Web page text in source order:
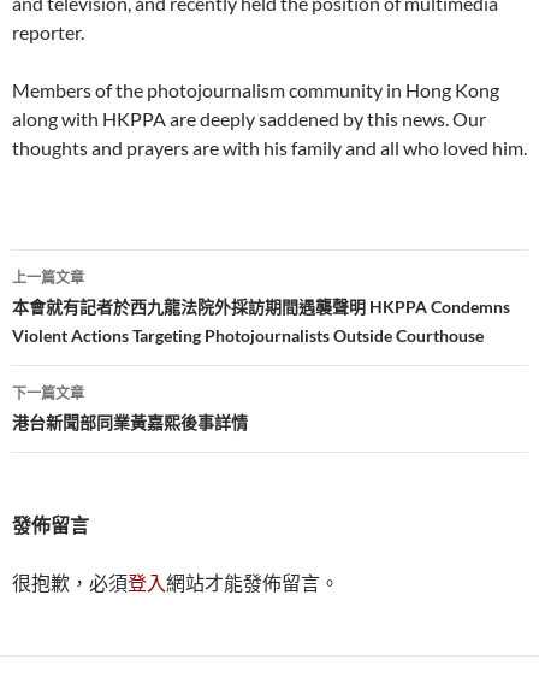
reporter.
Members of the photojournalism community in Hong Kong
along with HKPPA are deeply saddened by this news. Our
thoughts and prayers are with his family and all who loved him.
文
章
導
覽
上一篇文章
本會就有記者於西九龍法院外採訪期間遇襲聲明 HKPPA Condemns
Violent Actions Targeting Photojournalists Outside Courthouse
下一篇文章
港台新聞部同業黃嘉熙後事詳情
發佈留言
很抱歉，必須登入網站才能發佈留言。